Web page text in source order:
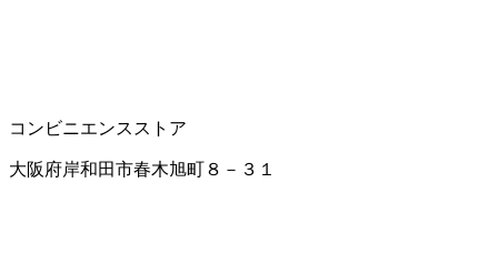
コンビニエンスストア
大阪府岸和田市春木旭町８－３１